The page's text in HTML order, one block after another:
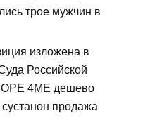
трое мужчин в
изложена в
Российской
4ME дешево
продажа